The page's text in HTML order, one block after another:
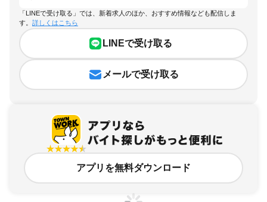
「LINEで受け取る」では、新着求人のほか、おすすめ情報なども配信しま
す。 詳しくはこちら
LINEで受け取る
メールで受け取る
アプリを無料ダウンロード